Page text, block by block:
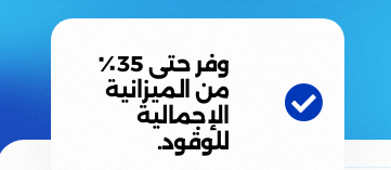
وفر حتى 35٪
من الميزانية
الإجمالية
للوقود.